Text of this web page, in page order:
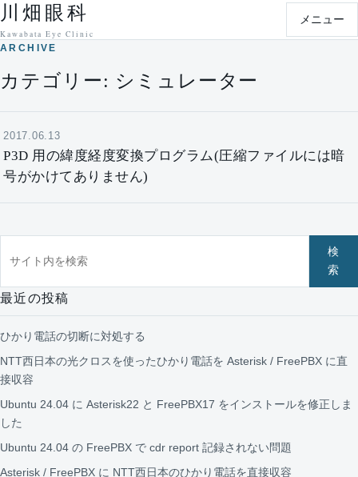
本文へ移動
川畑眼科
Kawabata Eye Clinic
メニュー
ARCHIVE
カテゴリー: シミュレーター
2017.06.13
P3D 用の緯度経度変換プログラム(圧縮ファイルには暗
号がかけてありません)
検
索
最近の投稿
ひかり電話の切断に対処する
NTT西日本の光クロスを使ったひかり電話を Asterisk / FreePBX に直
接収容
Ubuntu 24.04 に Asterisk22 と FreePBX17 をインストールを修正しま
した
Ubuntu 24.04 の FreePBX で cdr report 記録されない問題
Asterisk / FreePBX に NTT西日本のひかり電話を直接収容